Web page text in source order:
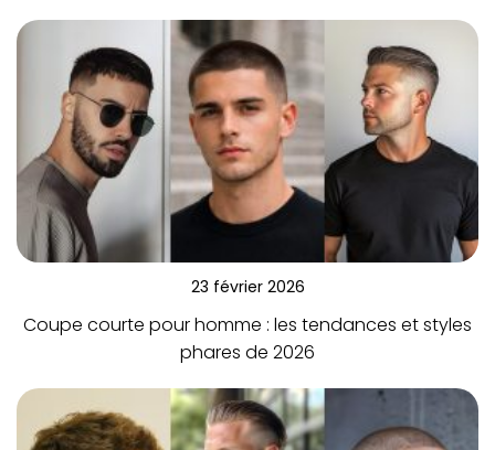
23 février 2026
Coupe courte pour homme : les tendances et styles
phares de 2026